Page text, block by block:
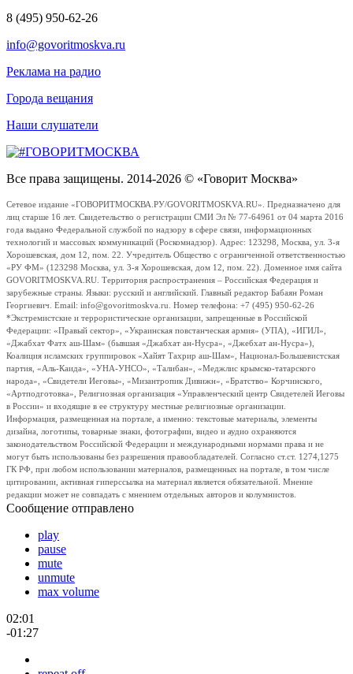
8 (495) 950-62-26
info@govoritmoskva.ru
Реклама на радио
Города вещания
Наши слушатели
Все права защищены. 2014-2026 © «Говорит Москва»
Сетевое издание «ГОВОРИТМОСКВА.РУ/GOVORITMOSKVA.RU». Предназначено для
лиц старше 16 лет. Свидетельство о регистрации СМИ Эл № 77-64961 от 04 марта 2016
года выдано Федеральной службой по надзору в сфере связи, информационных
технологий и массовых коммуникаций (Роскомнадзор). Адрес: 123298, Москва, ул. 3-я
Хорошевская, дом 12, пом. 22. Учредитель Общество с ограниченной ответственностью
«РУ ФМ» (123298 Москва, ул. 3-я Хорошевская, дом 12, пом. 22). Доменное имя сайта
GOVORITMOSKVA.RU. Территория распространения – Российская Федерация и
зарубежные страны. Языки: русский и английский. Главный редактор Бабаян Роман
Георгиевич. Email: info@govoritmoskva.ru. Номер телефона: +7 (495) 950-62-26
*Экстремистские и террористические организации, запрещенные в Российской
Федерации: «Правый сектор», «Украинская повстанческая армия» (УПА), «ИГИЛ»,
«Джабхат Фатх аш-Шам» (бывшая «Джабхат ан-Нусра», «Джебхат ан-Нусра»),
Коалиция исламских группировок «Хайят Тахрир аш-Шам», Национал-Большевистская
партия, «Аль-Каида», «УНА-УНСО», «Талибан», «Меджлис крымско-татарского
народа», «Свидетели Иеговы», «Мизантропик Дивижн», «Братство» Корчинского,
«Артподготовка», Религиозная организация «Управленческий центр Свидетелей Иеговы
в России» и входящие в ее структуру местные религиозные организации.
Информация, размещенная на портале, а именно: текстовые материалы, элементы
дизайна, логотипы, товарные знаки, фотографии, видео и аудио охраняются
законодательством Российской Федерации и международными нормами права и не
могут быть использованы без разрешения правообладателей. Согласно ст.ст. 1274,1275
ГК РФ, при любом использовании материалов, размещенных на портале, в том числе
цитировании, активная гиперссылка на материал является обязательной. Мнение
редакции может не совпадать с мнением отдельных авторов и колумнистов.
Сообщение отправлено
play
pause
mute
unmute
max volume
02:01
-01:27